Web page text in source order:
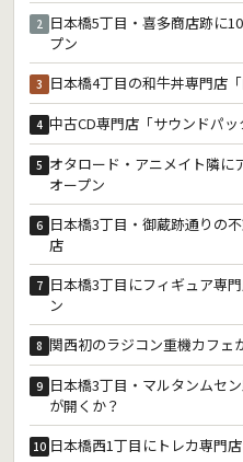
2 日本橋5丁目・喜多商店跡に
プン
3 日本橋4丁目の和牛丼専門店
4 中古CD専門店「サウンドパ
5 オタロード・アニメイト隣に
オープン
6 日本橋3丁目・御蔵跡通りの
店
7 日本橋3丁目にフィギュア専
ン
8 関西初のラジコン重機カフェ
9 日本橋3丁目・マルタンムセ
が開くか？
10 日本橋西1丁目にトレカ専門